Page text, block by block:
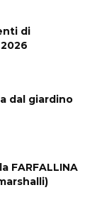
di
dal giardino
FARFALLINA